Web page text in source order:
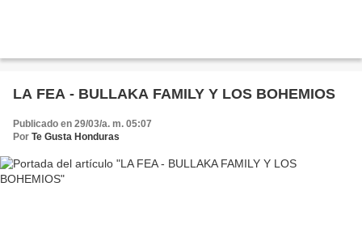
LA FEA - BULLAKA FAMILY Y LOS BOHEMIOS
Publicado en 29/03/a. m. 05:07
Por Te Gusta Honduras